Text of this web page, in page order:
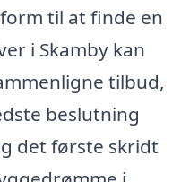
til at finde en
i Skamby kan
tilbud,
beslutning
det første skridt